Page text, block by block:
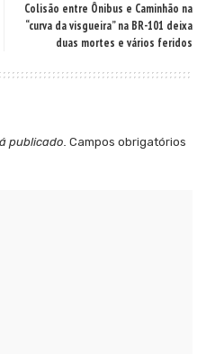
Colisão entre Ônibus e Caminhão na
“curva da visgueira” na BR-101 deixa
duas mortes e vários feridos
publicado. Campos obrigatórios